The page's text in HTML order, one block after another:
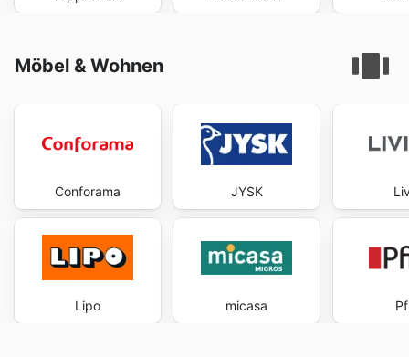
Möbel & Wohnen
Conforama
Lipo
JYSK
micasa